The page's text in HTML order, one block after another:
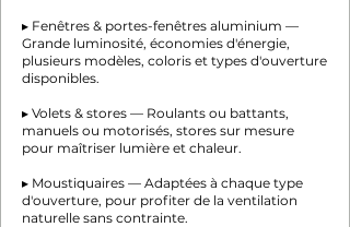
▸ Fenêtres & portes-fenêtres aluminium —
Grande luminosité, économies d'énergie,
plusieurs modèles, coloris et types d'ouverture
disponibles.
▸ Volets & stores — Roulants ou battants,
manuels ou motorisés, stores sur mesure
pour maîtriser lumière et chaleur.
▸ Moustiquaires — Adaptées à chaque type
d'ouverture, pour profiter de la ventilation
naturelle sans contrainte.